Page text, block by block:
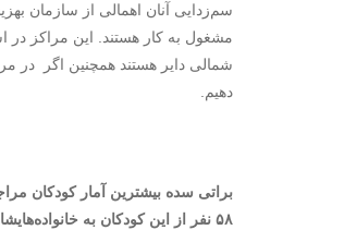
سم‌زدایی آنان اهمالی از سازمان
مشغول به کار هستند. این مراکز در
شمالی دایر هستند همچنین اگر در
دهیم.